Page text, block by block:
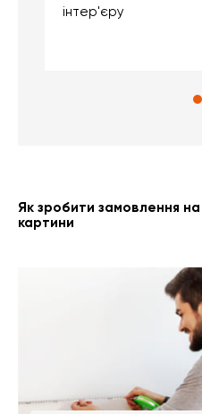
інтер'єру
Як зробити замовлення
картини